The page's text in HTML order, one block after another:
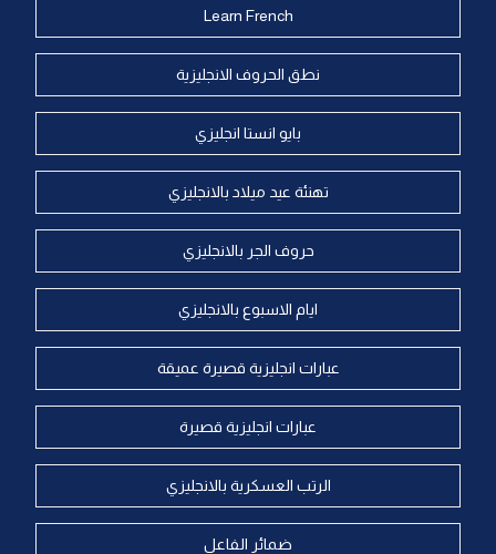
Learn French
نطق الحروف الانجليزية
بايو انستا انجليزي
تهنئة عيد ميلاد بالانجليزي
حروف الجر بالانجليزي
ايام الاسبوع بالانجليزي
عبارات انجليزية قصيرة عميقة
عبارات انجليزية قصيرة
الرتب العسكرية بالانجليزي
ضمائر الفاعل